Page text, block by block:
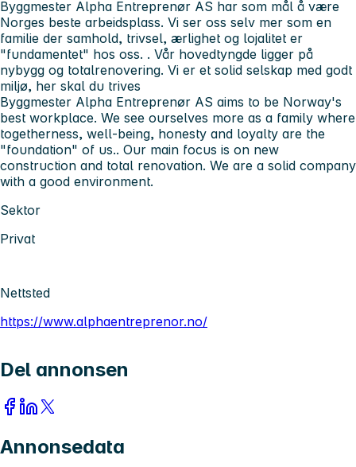
Byggmester Alpha Entreprenør AS har som mål å være
Norges beste arbeidsplass. Vi ser oss selv mer som en
familie der samhold, trivsel, ærlighet og lojalitet er
"fundamentet" hos oss. . Vår hovedtyngde ligger på
nybygg og totalrenovering. Vi er et solid selskap med godt
miljø, her skal du trives
Byggmester Alpha Entreprenør AS aims to be Norway's
best workplace. We see ourselves more as a family where
togetherness, well-being, honesty and loyalty are the
"foundation" of us.. Our main focus is on new
construction and total renovation. We are a solid company
with a good environment.
Sektor
Privat
Nettsted
https://www.alphaentreprenor.no/
Del annonsen
Annonsedata